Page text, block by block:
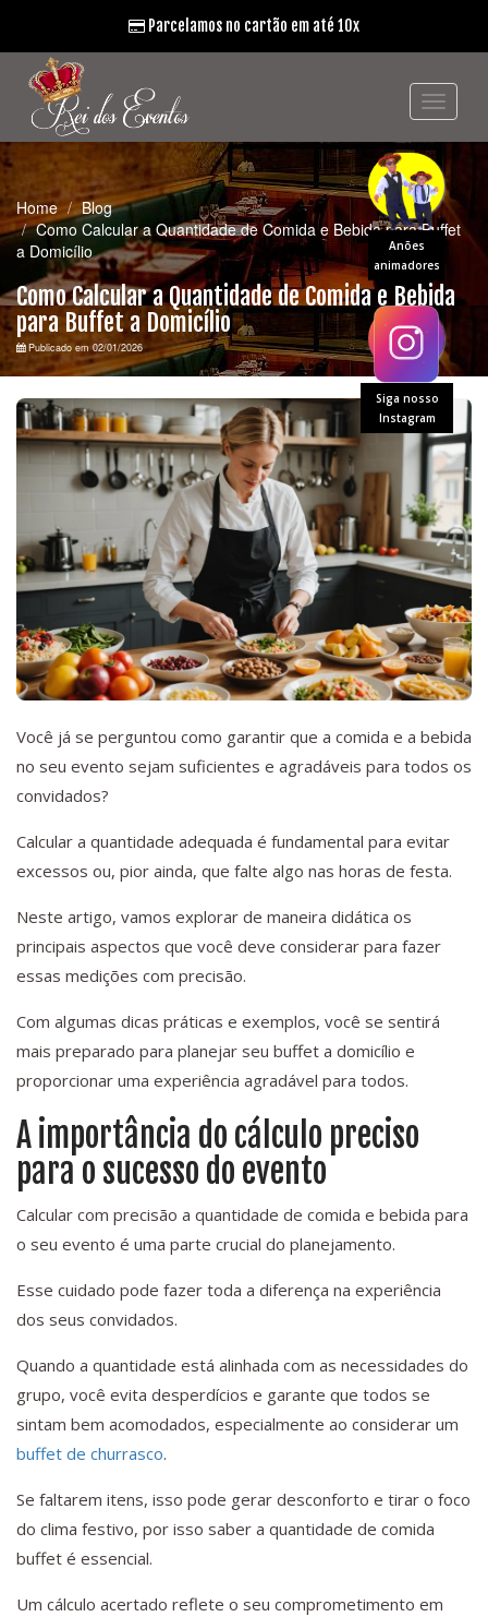
Anões
animadores
Siga nosso
Instagram
Parcelamos no cartão em até 10x
Home
Blog
Como Calcular a Quantidade de Comida e Bebida para Buffet
a Domicílio
Como Calcular a Quantidade de Comida e Bebida
para Buffet a Domicílio
Publicado em 02/01/2026
Você já se perguntou como garantir que a comida e a bebida
no seu evento sejam suficientes e agradáveis para todos os
convidados?
Calcular a quantidade adequada é fundamental para evitar
excessos ou, pior ainda, que falte algo nas horas de festa.
Neste artigo, vamos explorar de maneira didática os
principais aspectos que você deve considerar para fazer
essas medições com precisão.
Com algumas dicas práticas e exemplos, você se sentirá
mais preparado para planejar seu buffet a domicílio e
proporcionar uma experiência agradável para todos.
A importância do cálculo preciso
para o sucesso do evento
Calcular com precisão a quantidade de comida e bebida para
o seu evento é uma parte crucial do planejamento.
Esse cuidado pode fazer toda a diferença na experiência
dos seus convidados.
Quando a quantidade está alinhada com as necessidades do
grupo, você evita desperdícios e garante que todos se
sintam bem acomodados, especialmente ao considerar um
buffet de churrasco.
Se faltarem itens, isso pode gerar desconforto e tirar o foco
do clima festivo, por isso saber a quantidade de comida
buffet é essencial.
Um cálculo acertado reflete o seu comprometimento em